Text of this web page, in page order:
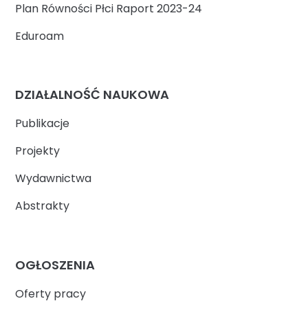
Plan Równości Płci Raport 2023-24
Eduroam
DZIAŁALNOŚĆ NAUKOWA
Publikacje
Projekty
Wydawnictwa
Abstrakty
OGŁOSZENIA
Oferty pracy